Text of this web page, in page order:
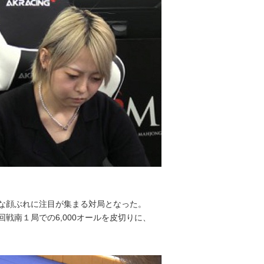
ぶれに注目が集まる対局となった。
南１局での6,000オールを皮切りに、